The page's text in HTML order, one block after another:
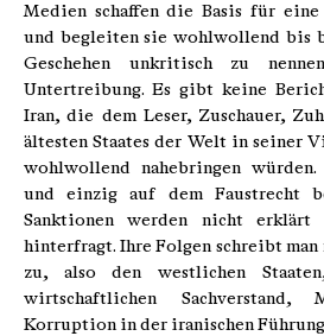
Medien schaffen die Basis für
und begleiten sie wohlwollend bis
Geschehen unkritisch zu
Untertreibung. Es gibt keine
Iran, die dem Leser, Zuschauer,
ältesten Staates der Welt in seiner
wohlwollend nahebringen
und einzig auf dem Faustrecht
Sanktionen werden nicht
hinterfragt. Ihre Folgen schreibt man
zu, also den westlichen
wirtschaftlichen Sachverstand,
Korruption in der iranischen